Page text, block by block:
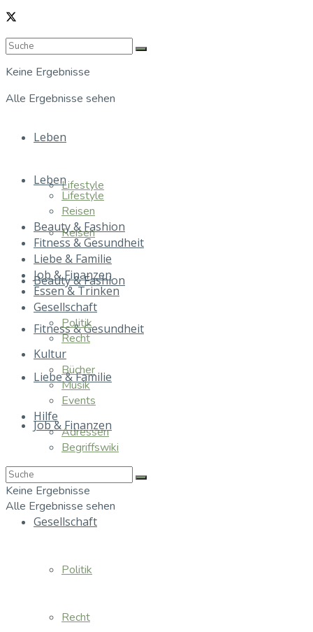
Keine Ergebnisse
Alle Ergebnisse sehen
Leben
Lifestyle
Reisen
Beauty & Fashion
Fitness & Gesundheit
Liebe & Familie
Job & Finanzen
Gesellschaft
Politik
Recht
Leben
Lifestyle
Reisen
Beauty & Fashion
Fitness & Gesundheit
Liebe & Familie
Job & Finanzen
Essen & Trinken
Gesellschaft
Politik
Recht
Kultur
Bücher
Musik
Events
Hilfe
Adressen
Begriffswiki
Keine Ergebnisse
Alle Ergebnisse sehen